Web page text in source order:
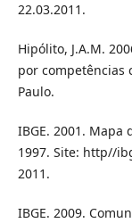
22.03.2011.
Hipólito, J.A.M.
por competências
Paulo.
IBGE. 2001. Mapa
1997. Site: http//
2011.
IBGE. 2009.